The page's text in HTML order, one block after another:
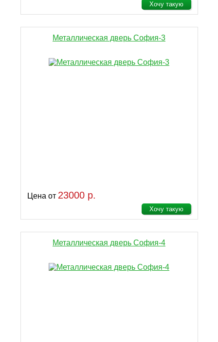
Хочу такую
Металлическая дверь София-3
Цена от 23000 р.
Хочу такую
Металлическая дверь София-4